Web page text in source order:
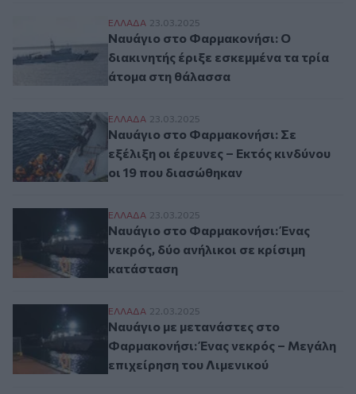
Ναυάγιο στο Φαρμακονήσι: O
ΕΛΛAΔΑ 23.03.2025
Ναυάγιο στο Φαρμακονήσι: O
διακινητής έριξε εσκεμμένα τα τρία
άτομα στη θάλασσα
Ναυάγιο στο Φαρμακονήσι: Σε εξέλιξη οι
ΕΛΛAΔΑ 23.03.2025
Ναυάγιο στο Φαρμακονήσι: Σε
εξέλιξη οι έρευνες – Εκτός κινδύνου
οι 19 που διασώθηκαν
Ναυάγιο στο Φαρμακονήσι: Ένας νεκρός,
ΕΛΛAΔΑ 23.03.2025
Ναυάγιο στο Φαρμακονήσι: Ένας
νεκρός, δύο ανήλικοι σε κρίσιμη
κατάσταση
Ναυάγιο με μετανάστες στο
ΕΛΛAΔΑ 22.03.2025
Ναυάγιο με μετανάστες στο
Φαρμακονήσι: Ένας νεκρός – Μεγάλη
επιχείρηση του Λιμενικού